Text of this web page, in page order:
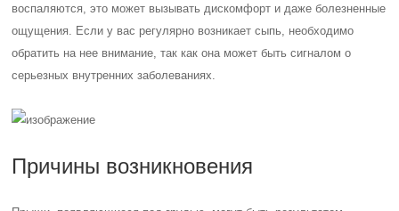
воспаляются, это может вызывать дискомфорт и даже болезненные
ощущения. Если у вас регулярно возникает сыпь, необходимо
обратить на нее внимание, так как она может быть сигналом о
серьезных внутренних заболеваниях.
Причины возникновения